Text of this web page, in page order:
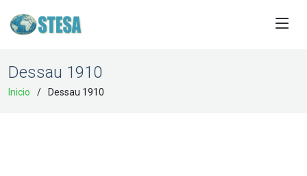
Dessau 1910
Inicio Dessau 1910